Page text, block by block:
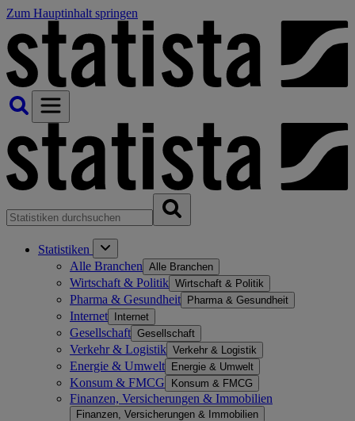
Zum Hauptinhalt springen
Statistiken
Alle Branchen Alle Branchen
Wirtschaft & Politik Wirtschaft & Politik
Pharma & Gesundheit Pharma & Gesundheit
Internet Internet
Gesellschaft Gesellschaft
Verkehr & Logistik Verkehr & Logistik
Energie & Umwelt Energie & Umwelt
Konsum & FMCG Konsum & FMCG
Finanzen, Versicherungen & Immobilien
Finanzen, Versicherungen & Immobilien